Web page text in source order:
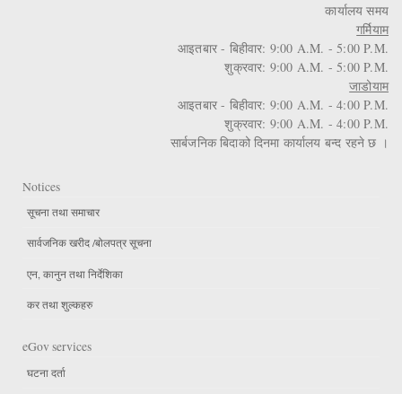
कार्यालय समय
गर्मियाम
आइतबार - बिहीवार: 9:00 A.M. - 5:00 P.M.
शुक्रवार: 9:00 A.M. - 5:00 P.M.
जाडोयाम
आइतबार - बिहीवार: 9:00 A.M. - 4:00 P.M.
शुक्रवार: 9:00 A.M. - 4:00 P.M.
सार्बजनिक बिदाको दिनमा कार्यालय बन्द रहने छ ।
Notices
सूचना तथा समाचार
सार्वजनिक खरीद /बोलपत्र सूचना
एन, कानुन तथा निर्देशिका
कर तथा शुल्कहरु
eGov services
घटना दर्ता